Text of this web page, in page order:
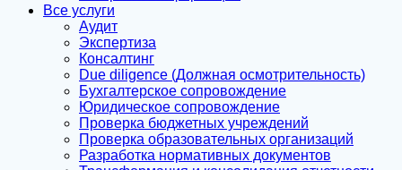
Все услуги
Аудит
Экспертиза
Консалтинг
Due diligence (Должная осмотрительность)
Бухгалтерское сопровождение
Юридическое сопровождение
Проверка бюджетных учреждений
Проверка образовательных организаций
Разработка нормативных документов